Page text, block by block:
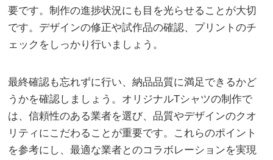
要です。制作の進捗状況にも目を光らせることが大切
です。デザインの修正や試作品の確認、プリントのチ
ェックをしっかり行いましょう。
最終確認も忘れずに行い、納品品質に満足できるかど
うかを確認しましょう。オリジナルTシャツの制作で
は、信頼性のある業者を選び、品質やデザインのクオ
リティにこだわることが重要です。これらのポイント
を参考にし、最適な業者とのコラボレーションを実現